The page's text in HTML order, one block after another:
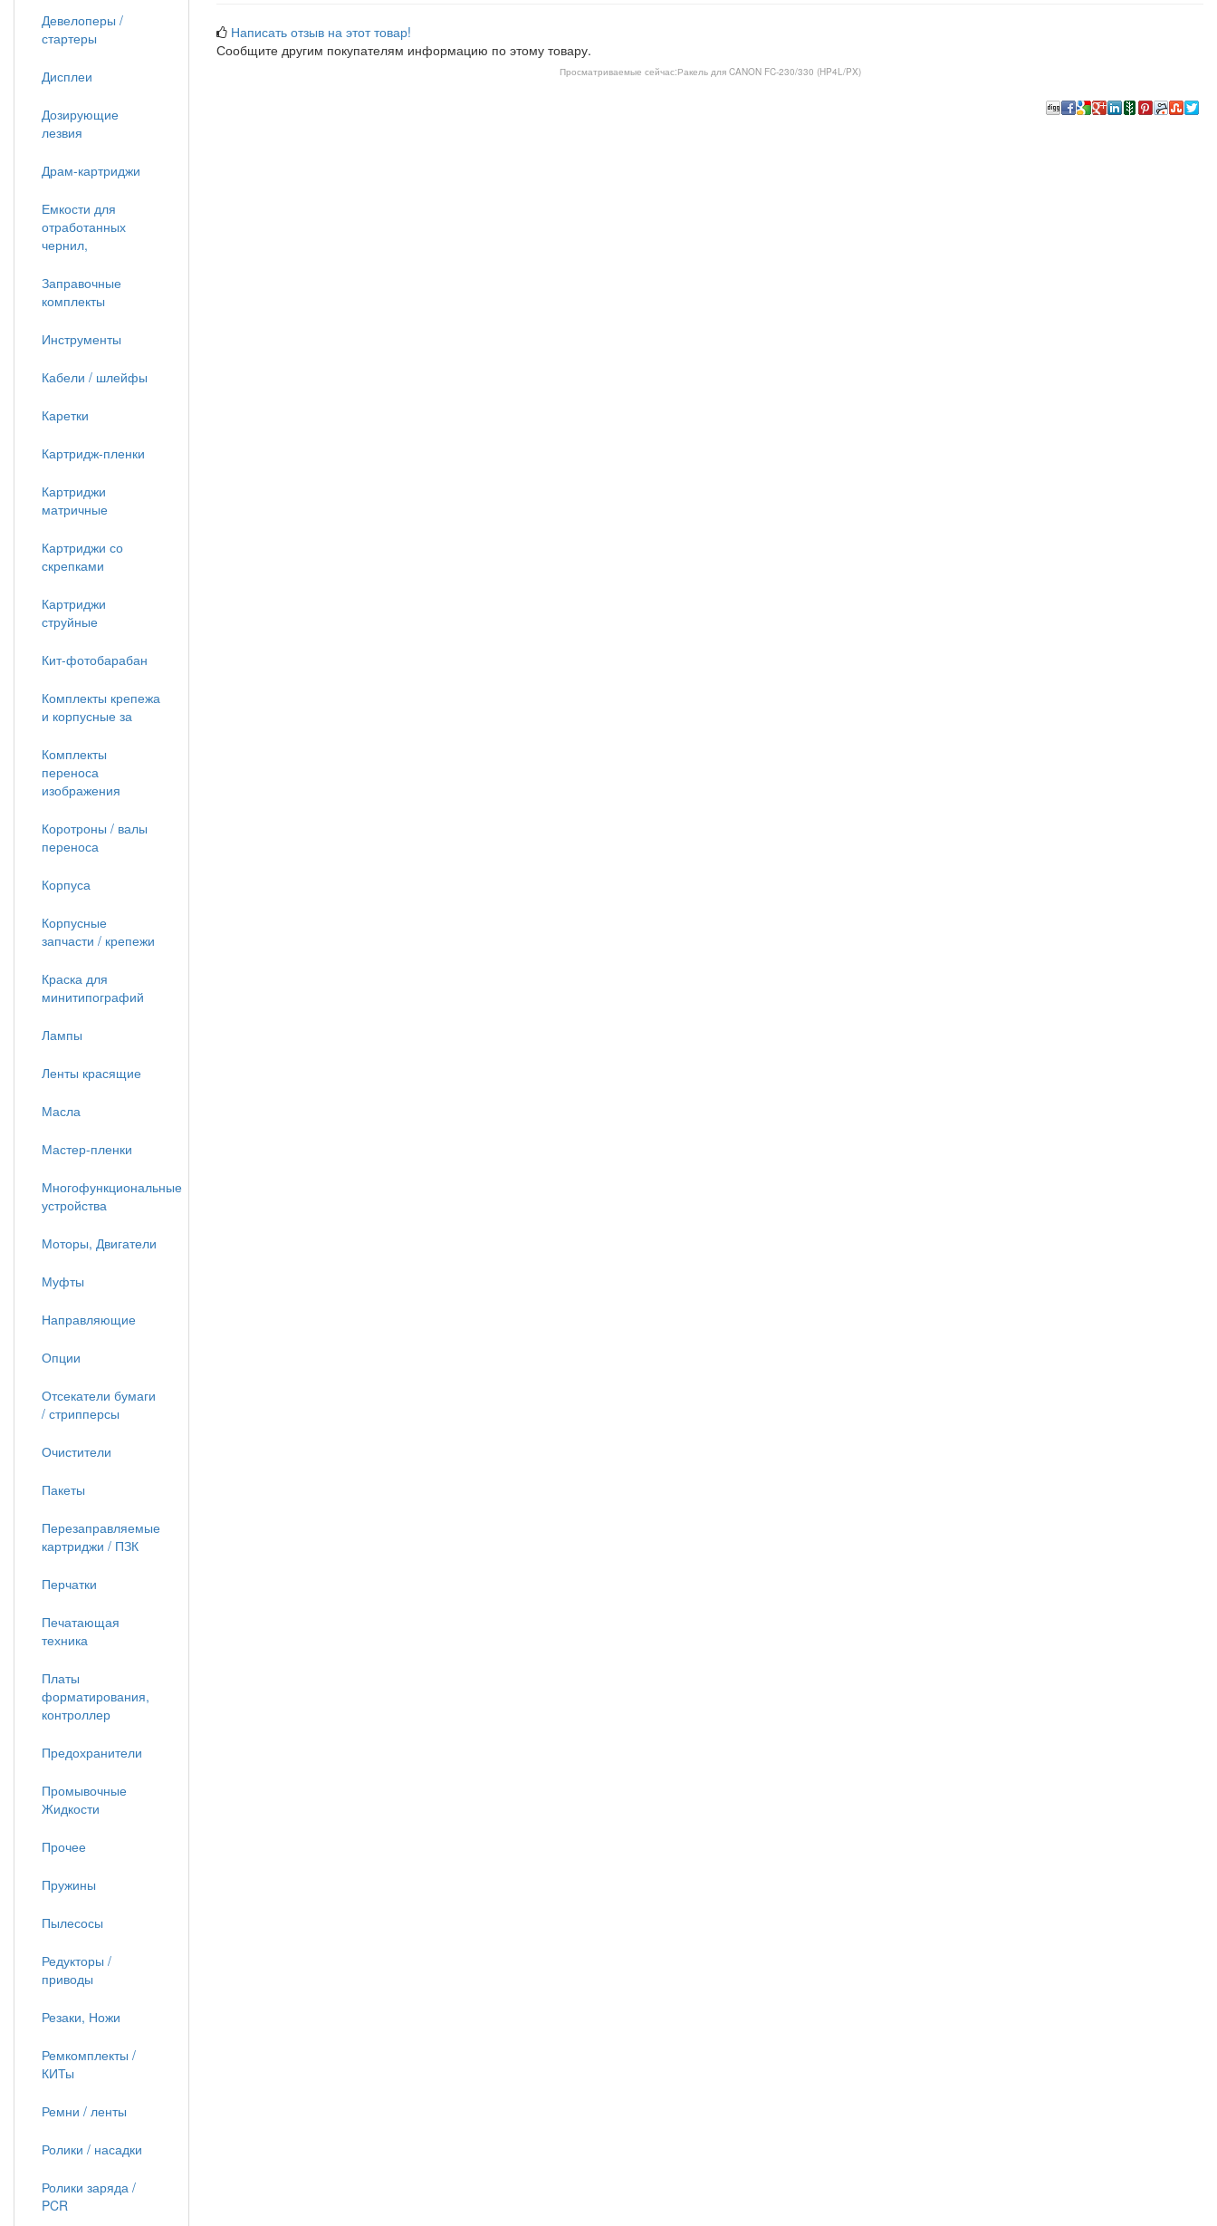
Написать отзыв на этот товар!
Сообщите другим покупателям информацию по этому товару.
Просматриваемые сейчас:Ракель для CANON FC-230/330 (HP4L/PX)
Девелоперы /
стартеры
Дисплеи
Дозирующие
лезвия
Драм-картриджи
Емкости для
отработанных
чернил,
Заправочные
комплекты
Инструменты
Кабели / шлейфы
Каретки
Картридж-пленки
Картриджи
матричные
Картриджи со
скрепками
Картриджи
струйные
Кит-фотобарабан
Комплекты крепежа
и корпусные за
Комплекты
переноса
изображения
Коротроны / валы
переноса
Корпуса
Корпусные
запчасти / крепежи
Краска для
минитипографий
Лампы
Ленты красящие
Масла
Мастер-пленки
Многофункциональные
устройства
Моторы, Двигатели
Муфты
Направляющие
Опции
Отсекатели бумаги
/ стрипперсы
Очистители
Пакеты
Перезаправляемые
картриджи / ПЗК
Перчатки
Печатающая
техника
Платы
форматирования,
контроллер
Предохранители
Промывочные
Жидкости
Прочее
Пружины
Пылесосы
Редукторы /
приводы
Резаки, Ножи
Ремкомплекты /
КИТы
Ремни / ленты
Ролики / насадки
Ролики заряда /
PCR